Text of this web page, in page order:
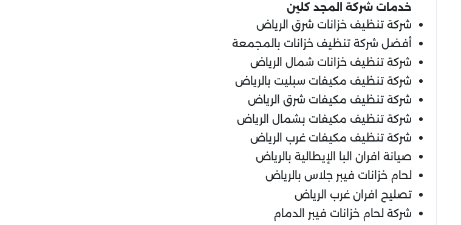
خدمات شركة المجد كلين
شركة تنظيف خزانات شرق الرياض
أفضل شركة تنظيف خزانات بالمجمعة
شركة تنظيف خزانات شمال الرياض
شركة تنظيف مكيفات سبليت بالرياض
شركة تنظيف مكيفات شرق الرياض
شركة تنظيف مكيفات بشمال الرياض
شركة تنظيف مكيفات غرب الرياض
صيانة افران البا الإيطالية بالرياض
لحام خزانات فيبر جلاس بالرياض
تصليح افران غرب الرياض
شركة لحام خزانات فيبر الدمام